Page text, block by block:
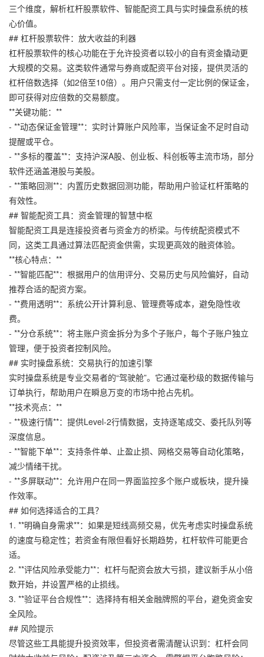
三个维度，解析杠杆股票软件、智能配资工具与实时操盘系统的核
心价值。
## 杠杆股票软件：放大收益的利器
杠杆股票软件的核心功能在于允许投资者以较小的自有资金撬动更
大规模的交易。这类软件通常与券商或配资平台对接，提供灵活的
杠杆倍数选择（如2倍至10倍）。用户只需支付一定比例的保证金，
即可获得对应倍数的交易额度。
**关键功能：**
- **动态保证金管理**：实时计算账户风险率，当保证金不足时自动
提醒或平仓。
- **多标的覆盖**：支持沪深A股、创业板、科创板等主流市场，部分
软件还涵盖港股与美股。
- **策略回测**：内置历史数据回测功能，帮助用户验证杠杆策略的
有效性。
## 智能配资工具：资金管理的智慧中枢
智能配资工具是连接投资者与资金方的桥梁。与传统配资模式不
同，这类工具通过算法匹配资金供需，实现更高效的融资体验。
**核心特点：**
- **智能匹配**：根据用户的信用评分、交易历史与风险偏好，自动
推荐合适的配资方案。
- **费用透明**：系统公开计算利息、管理费等成本，避免隐性收
费。
- **分仓系统**：将主账户资金拆分为多个子账户，每个子账户独立
管理，便于投资者控制风险。
## 实时操盘系统：交易执行的加速引擎
实时操盘系统是专业交易者的“驾驶舱”。它通过毫秒级的数据传输与
订单执行，帮助用户在瞬息万变的市场中抢占先机。
**技术亮点：**
- **极速行情**：提供Level-2行情数据，支持逐笔成交、委托队列等
深度信息。
- **智能下单**：支持条件单、止盈止损、网格交易等自动化策略，
减少情绪干扰。
- **多屏联动**：允许用户在同一界面监控多个账户或板块，提升操
作效率。
## 如何选择适合的工具？
1. **明确自身需求**：如果是短线高频交易，优先考虑实时操盘系统
的速度与稳定性；若资金有限但看好长期趋势，杠杆软件可能更合
适。
2. **评估风险承受能力**：杠杆与配资会放大亏损，建议新手从小倍
数开始，并设置严格的止损线。
3. **验证平台合规性**：选择持有相关金融牌照的平台，避免资金安
全风险。
## 风险提示
尽管这些工具能提升投资效率，但投资者需清醒认识到：杠杆会同